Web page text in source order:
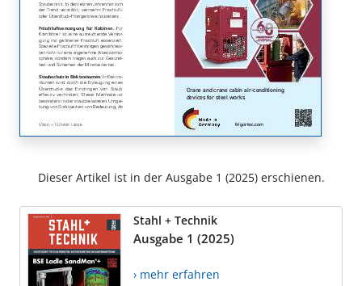
Dieser Artikel ist in der Ausgabe 1 (2025) erschienen.
Stahl + Technik
Ausgabe 1 (2025)
› mehr erfahren